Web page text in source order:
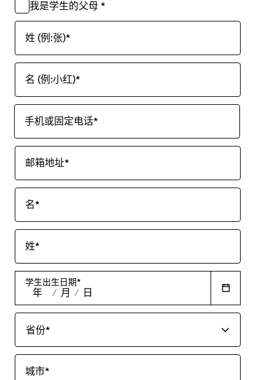
我是学生的父母 *
姓 (例:张)*
名 (例:小红)*
手机或固定电话*
邮箱地址*
名*
姓*
学生出生日期*
年 / 月 / 日
省份*
城市*